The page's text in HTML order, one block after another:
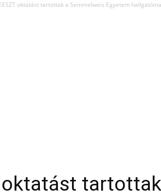
oktatást tartottak a Semmelweis Egyetem
oktatást